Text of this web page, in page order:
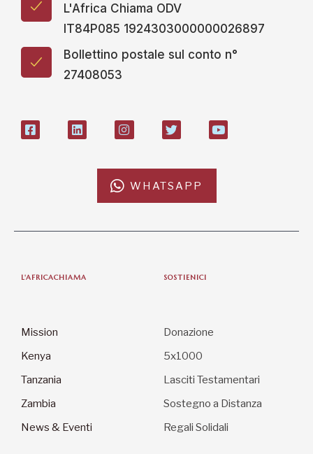
L'Africa Chiama ODV
IT84P085 1924303000000026897
Bollettino postale sul conto n°
27408053
WHATSAPP
L'AFRICACHIAMA
Mission
Kenya
Tanzania
Zambia
News & Eventi
SOSTIENICI
Donazione
5x1000
Lasciti Testamentari
Sostegno a Distanza
Regali Solidali